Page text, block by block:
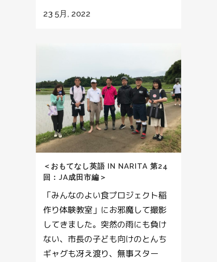
23 5月, 2022
＜おもてなし英語 IN NARITA 第24
回：JA成田市編＞
「みんなのよい食プロジェクト稲
作り体験教室」にお邪魔して撮影
してきました。突然の雨にも負け
ない、市長の子ども向けのとんち
ギャグも冴え渡り、無事スター